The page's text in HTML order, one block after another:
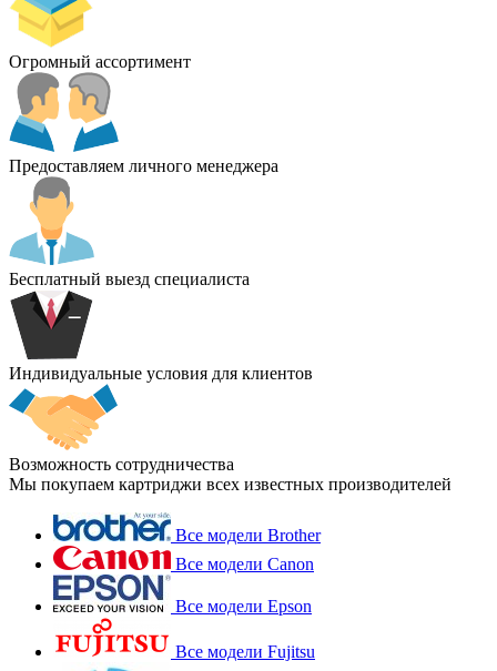
Огромный ассортимент
Предоставляем личного менеджера
Бесплатный выезд специалиста
Индивидуальные условия для клиентов
Возможность сотрудничества
Мы покупаем картриджи всех известных производителей
Все модели Brother
Все модели Canon
Все модели Epson
Все модели Fujitsu